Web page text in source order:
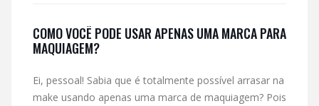
COMO VOCÊ PODE USAR APENAS UMA MARCA PARA
MAQUIAGEM?
Ei, pessoal! Sabia que é totalmente possível arrasar na
make usando apenas uma marca de maquiagem? Pois